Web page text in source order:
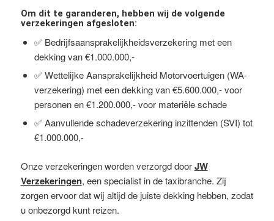
Om dit te garanderen, hebben wij de volgende
verzekeringen afgesloten:
✅ Bedrijfsaansprakelijkheidsverzekering met een
dekking van €1.000.000,-
✅ Wettelijke Aansprakelijkheid Motorvoertuigen (WA-
verzekering) met een dekking van €5.600.000,- voor
personen en €1.200.000,- voor materiële schade
✅ Aanvullende schadeverzekering inzittenden (SVI) tot
€1.000.000,-
Onze verzekeringen worden verzorgd doorJW
Verzekeringen, een specialist in de taxibranche. Zij
zorgen ervoor dat wij altijd de juiste dekking hebben, zodat
u onbezorgd kunt reizen.